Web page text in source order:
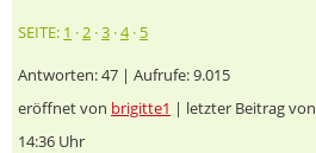
SEITE: 1 ·2 ·3 ·4· 5
Antworten: 47 | Aufrufe: 9.015
eröffnet von brigitte1 | letzter Beitrag von
14:36 Uhr